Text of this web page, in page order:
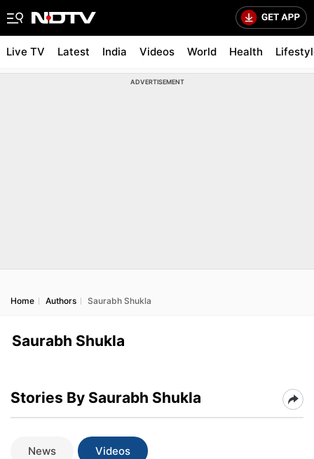
Live TV Latest India Videos World Health
ADVERTISEMENT
Home Authors Saurabh Shukla
Saurabh Shukla
Stories By Saurabh Shukla
News Videos